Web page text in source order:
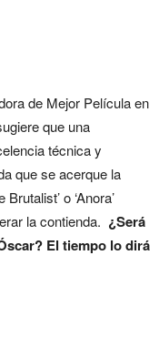
de Mejor Película en
que una
técnica y
que se acerque la
o ‘Anora’
la contienda. ¿Será
El tiempo lo dirá